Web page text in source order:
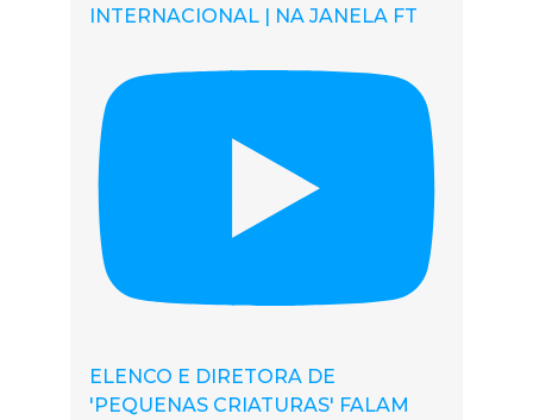
INTERNACIONAL | NA JANELA FT
ELENCO E DIRETORA DE
'PEQUENAS CRIATURAS' FALAM